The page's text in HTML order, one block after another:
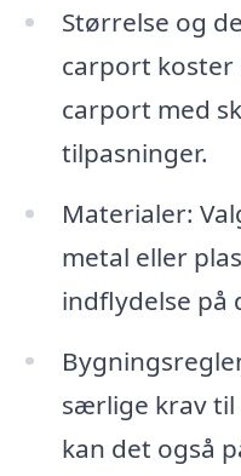
Størrelse og
carport koster
carport med
tilpasninger.
Materialer:
metal eller
indflydelse på
særlige krav til
kan det også